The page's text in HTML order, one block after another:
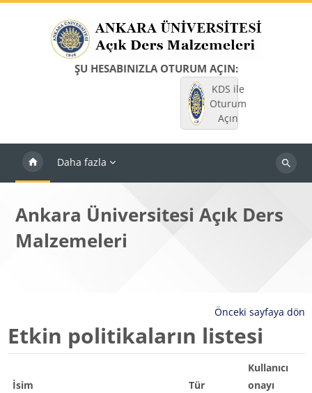
ŞU HESABINIZLA OTURUM AÇIN:
KDS ile
Oturum
Açın
Daha fazla
Dersleri
Ankara Üniversitesi Açık Ders
Malzemeleri
Önceki sayfaya dön
Etkin politikaların listesi
İsim Tür
Kullanıcı
onayı